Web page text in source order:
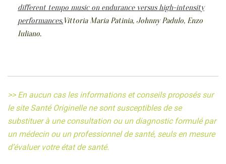
different tempo music on endurance versus high-intensity
performances.Vittoria Maria Patinia, Johnny Padulo, Enzo
Iuliano.
>> En aucun cas les informations et conseils proposés sur
le site Santé Originelle ne sont susceptibles de se
substituer à une consultation ou un diagnostic formulé par
un médecin ou un professionnel de santé, seuls en mesure
d’évaluer votre état de santé.